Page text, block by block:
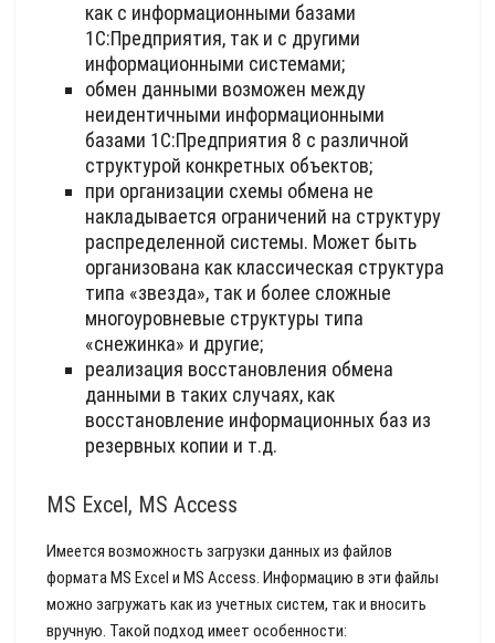
как с информационными базами
1С:Предприятия, так и с другими
информационными системами;
обмен данными возможен между
неидентичными информационными
базами 1С:Предприятия 8 с различной
структурой конкретных объектов;
при организации схемы обмена не
накладывается ограничений на структуру
распределенной системы. Может быть
организована как классическая структура
типа «звезда», так и более сложные
многоуровневые структуры типа
«снежинка» и другие;
реализация восстановления обмена
данными в таких случаях, как
восстановление информационных баз из
резервных копии и т.д.
MS Excel, MS Access
Имеется возможность загрузки данных из файлов
формата MS Excel и MS Access. Информацию в эти файлы
можно загружать как из учетных систем, так и вносить
вручную. Такой подход имеет особенности: